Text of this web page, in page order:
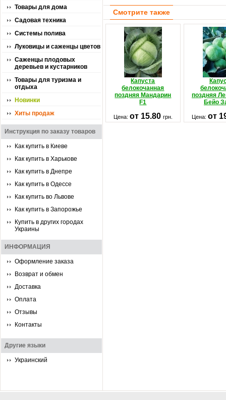
Товары для дома
Садовая техника
Системы полива
Луковицы и саженцы цветов
Саженцы плодовых
деревьев и кустарников
Товары для туризма и
отдыха
Новинки
Хиты продаж
Инструкция по заказу товаров
Как купить в Киеве
Как купить в Харькове
Как купить в Днепре
Как купить в Одессе
Как купить во Львове
Как купить в Запорожье
Купить в других городах
Украины
ИНФОРМАЦИЯ
Оформление заказа
Возврат и обмен
Доставка
Оплата
Отзывы
Контакты
Другие языки
Украинский
Смотрите также
Капуста
белокочанная
поздняя Мандарин
F1
поздняя
Бейо
Цена: от 15.80 грн. Цена:от